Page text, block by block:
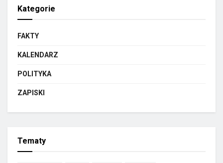
Kategorie
FAKTY
KALENDARZ
POLITYKA
ZAPISKI
Tematy